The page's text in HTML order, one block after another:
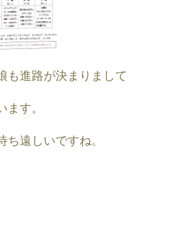
も進路が決まりまして
す。
ち遠しいですね。